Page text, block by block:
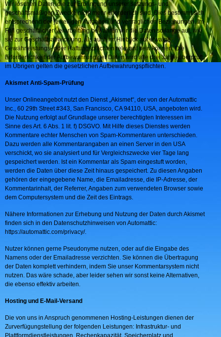
Wir löschen Daten, die zur Erbringung unserer satzungs- und
geschäftsmäßigen Zwecke nicht mehr erforderlich sind. Dies bestimmt sich
entsprechend der jeweiligen Aufgaben und vertraglichen Beziehungen. Im
Fall geschäftlicher Verarbeitung bewahren wir die Daten so lange auf, wie
sie zur Geschäftsabwicklung, als auch im Hinblick auf etwaige
Gewährleistungs- oder Haftungspflichten relevant sein können. Die
Erforderlichkeit der Aufbewahrung der Daten wird alle drei Jahre überprüft;
im Übrigen gelten die gesetzlichen Aufbewahrungspflichten.
Akismet Anti-Spam-Prüfung
Unser Onlineangebot nutzt den Dienst „Akismet“, der von der Automattic
Inc., 60 29th Street #343, San Francisco, CA 94110, USA, angeboten wird.
Die Nutzung erfolgt auf Grundlage unserer berechtigten Interessen im
Sinne des Art. 6 Abs. 1 lit. f) DSGVO. Mit Hilfe dieses Dienstes werden
Kommentare echter Menschen von Spam-Kommentaren unterschieden.
Dazu werden alle Kommentarangaben an einen Server in den USA
verschickt, wo sie analysiert und für Vergleichszwecke vier Tage lang
gespeichert werden. Ist ein Kommentar als Spam eingestuft worden,
werden die Daten über diese Zeit hinaus gespeichert. Zu diesen Angaben
gehören der eingegebene Name, die Emailadresse, die IP-Adresse, der
Kommentarinhalt, der Referrer, Angaben zum verwendeten Browser sowie
dem Computersystem und die Zeit des Eintrags.
Nähere Informationen zur Erhebung und Nutzung der Daten durch Akismet
finden sich in den Datenschutzhinweisen von Automattic:
https://automattic.com/privacy/.
Nutzer können gerne Pseudonyme nutzen, oder auf die Eingabe des
Namens oder der Emailadresse verzichten. Sie können die Übertragung
der Daten komplett verhindern, indem Sie unser Kommentarsystem nicht
nutzen. Das wäre schade, aber leider sehen wir sonst keine Alternativen,
die ebenso effektiv arbeiten.
Hosting und E-Mail-Versand
Die von uns in Anspruch genommenen Hosting-Leistungen dienen der
Zurverfügungstellung der folgenden Leistungen: Infrastruktur- und
Plattformdienstleistungen, Rechenkapazität, Speicherplatz und